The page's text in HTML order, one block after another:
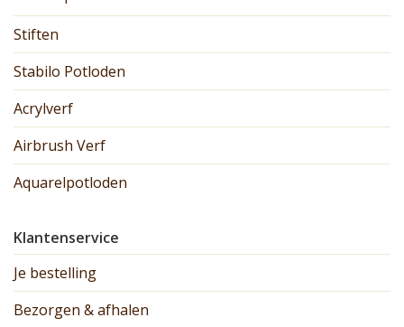
Stiften
Stabilo Potloden
Acrylverf
Airbrush Verf
Aquarelpotloden
Klantenservice
Je bestelling
Bezorgen & afhalen